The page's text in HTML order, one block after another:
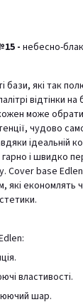
- небесно-
бази, які так
відтінки
може обрати
чудово
ідеальній
і швидко
Cover base
які
властивості.
шар.